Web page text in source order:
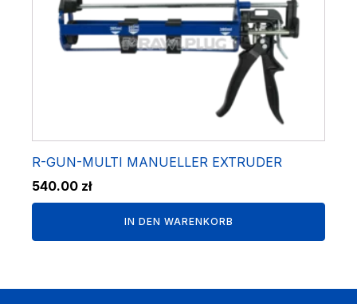
R-GUN-MULTI MANUELLER EXTRUDER
540.00 zł
IN DEN WARENKORB